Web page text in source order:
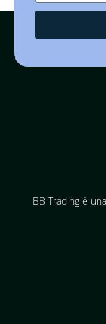
BB Trading è